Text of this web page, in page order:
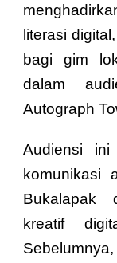
literasi
bagi gim
dalam
Autograph
Audiensi ini
komunikasi
Bukalapak
kreatif